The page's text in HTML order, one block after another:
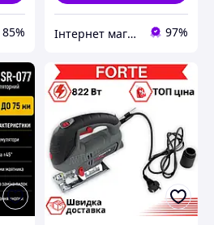
85% Інтернет магазин інструмента "BEST TOOLS" 97%